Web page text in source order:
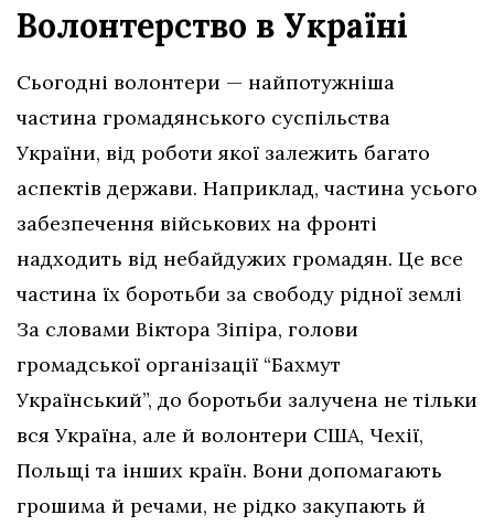
Волонтерство в Україні
Сьогодні волонтери — найпотужніша
частина громадянського суспільства
України, від роботи якої залежить багато
аспектів держави. Наприклад, частина усього
забезпечення військових на фронті
надходить від небайдужих громадян. Це все
частина їх боротьби за свободу рідної землі
За словами Віктора Зіпіра, голови
громадської організації “Бахмут
Український”, до боротьби залучена не тільки
вся Україна, але й волонтери США, Чехії,
Польщі та інших країн. Вони допомагають
грошима й речами, не рідко закупають й